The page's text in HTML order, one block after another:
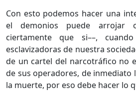
Con esto podemos hacer una
el demonios puede arrojar
ciertamente que si––,
esclavizadoras de nuestra
de un cartel del narcotráfico no
de sus operadores, de inmediato
la muerte, por eso debe hacer lo